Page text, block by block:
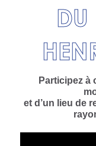
Participez à
et d’un lieu de